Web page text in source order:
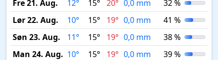
Fre 21. Aug. 12° 15° 20° 0,0 mm
32 %
Lør 22. Aug.
10° 15° 19° 0,0 mm
41 %
Søn 23. Aug.
11° 15° 19° 0,0 mm
38 %
Man 24. Aug. 10° 15° 19° 0,0 mm
39 %